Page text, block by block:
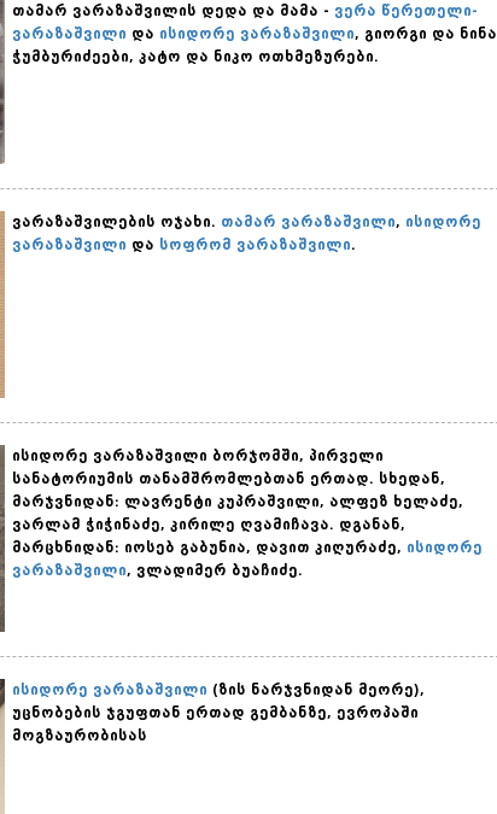
თამარ ვარაზაშვილის დედა და მამა - ვერა წერეთელი-
ვარაზაშვილი და ისიდორე ვარაზაშვილი, გიორგი და ნინა
ჭუმბურიძეები, კატო და ნიკო ოთხმეზურები.
ვარაზაშვილების ოჯახი. თამარ ვარაზაშვილი, ისიდორე
ვარაზაშვილი და სოფრომ ვარაზაშვილი.
ისიდორე ვარაზაშვილი ბორჯომში, პირველი
სანატორიუმის თანამშრომლებთან ერთად. სხედან,
მარჯვნიდან: ლავრენტი კუპრაშვილი, ალფეზ ხელაძე,
ვარლამ ჭიჭინაძე, კირილე ღვამიჩავა. დგანან,
მარცხნიდან: იოსებ გაბუნია, დავით კიღურაძე, ისიდორე
ვარაზაშვილი, ვლადიმერ ბუაჩიძე.
ისიდორე ვარაზაშვილი (ზის ნარჯვნიდან მეორე),
უცნობების ჯგუფთან ერთად გემბანზე, ევროპაში
მოგზაურობისას